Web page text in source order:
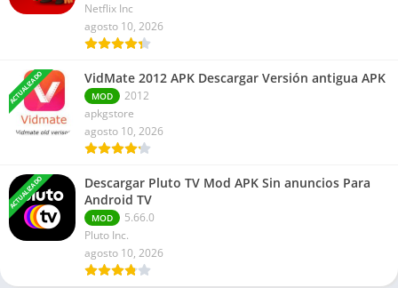
Netflix Inc
agosto 10, 2026
ACTUALIZADO VidMate 2012 APK Descargar Versión antigua APK
MOD
2012
apkgstore
agosto 10, 2026
ACTUALIZADO
Descargar Pluto TV Mod APK Sin anuncios Para
Android TV
MOD
5.66.0
Pluto Inc.
agosto 10, 2026